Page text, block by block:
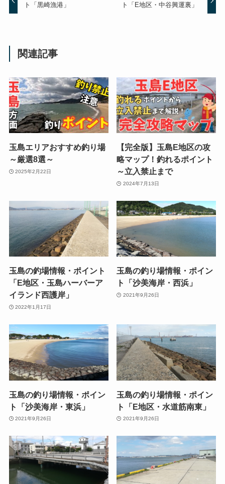
ト「黒崎漁港」
ト「E地区・中谷興運裏」
関連記事
玉島エリアおすすめ釣り場
～厳選8選～
2025年2月22日
【完全版】玉島E地区の攻
略マップ！釣れるポイント
～立入禁止まで
2024年7月13日
玉島の釣場情報・ポイント
「E地区・玉島ハーバーア
イランド西護岸」
2022年1月17日
玉島の釣り場情報・ポイン
ト「沙美海岸・西浜」
2021年9月26日
玉島の釣り場情報・ポイン
ト「沙美海岸・東浜」
2021年9月26日
玉島の釣り場情報・ポイン
ト「E地区・水道筋南東」
2021年9月26日